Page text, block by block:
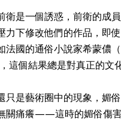
衛是一個誘惑，前衛的成
力下修改他們的作品，即
法國的通俗小說家希蒙儂
這個結果總是對真正的文
只是藝術圈中的現象，媚
關痛癢——這時的媚俗傷害